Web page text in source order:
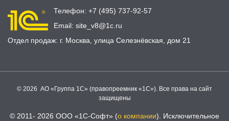
Телефон: +7 (495) 737-92-57
Email: site_v8@1c.ru
Отдел продаж: г. Москва, улица Селезнёвская, дом 21
© 2026 АО «Группа 1С» (правопреемник «1С»). Все права на сайт
защищены
© 2011- 2026 ООО «1С-Софт» (о компании). Исключительное